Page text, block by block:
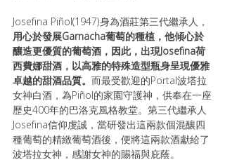
Josefina Piñol(1947)身為酒莊第三代繼承人，
用心於發展Garnacha葡萄的種植，他傾心於
釀造更優質的葡萄酒， 因此，出現Josefina荷
西費娜甜酒，以高雅的特殊造型瓶身呈現優雅
卓越的甜酒品質。 而最受歡迎的Portal波塔拉
女神白酒，為Piñol的家園守護神，供奉在一座
歷史400年的巴洛克風格教堂。第三代繼承人
Josefina信仰虔誠，當研發出這兩款個混釀四
種葡萄的精緻葡萄酒後，便將這兩款酒獻給了
波塔拉女神，感謝女神的賜福與庇蔭。